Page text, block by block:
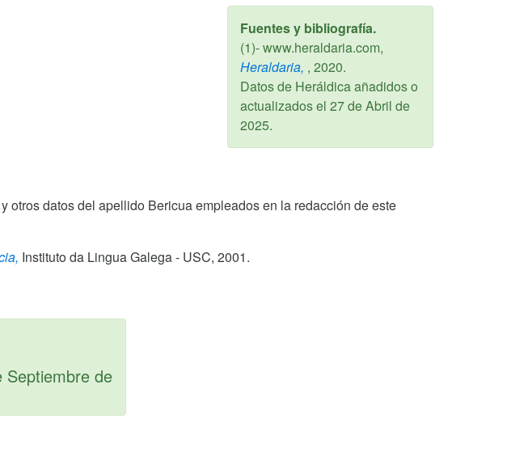
Fuentes y bibliografía.
(1)- www.heraldaria.com,
Heraldaria, , 2020.
Datos de Heráldica añadidos o
actualizados el 27 de Abril de
2025.
datos del apellido Bericua empleados en la redacción de este
Instituto da Lingua Galega - USC, 2001.
Septiembre de